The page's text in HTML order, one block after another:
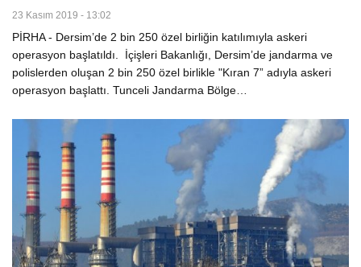
23 Kasım 2019 - 13:02
PİRHA - Dersim’de 2 bin 250 özel birliğin katılımıyla askeri
operasyon başlatıldı. İçişleri Bakanlığı, Dersim’de jandarma ve
polislerden oluşan 2 bin 250 özel birlikle "Kıran 7” adıyla askeri
operasyon başlattı. Tunceli Jandarma Bölge…